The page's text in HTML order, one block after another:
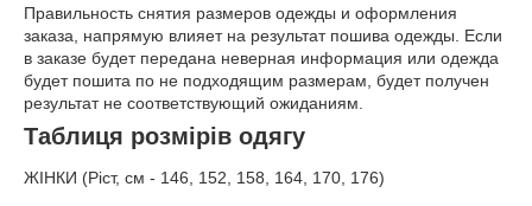
Правильность снятия размеров одежды и оформления
заказа, напрямую влияет на результат пошива одежды. Если
в заказе будет передана неверная информация или одежда
будет пошита по не подходящим размерам, будет получен
результат не соответствующий ожиданиям.
Таблиця розмірів одягу
ЖІНКИ (Ріст, см - 146, 152, 158, 164, 170, 176)